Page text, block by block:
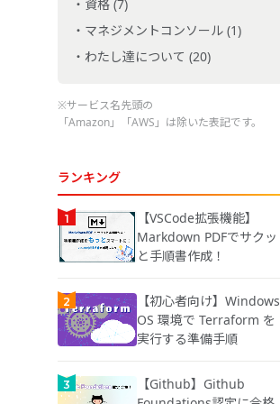
資格 (7)
マネジメントコンソール (1)
わたし達について (20)
※サービス名先頭の
「Amazon」「AWS」は除いた表記です。
ランキング
【VSCode拡張機能】
Markdown PDFでサクッ
と手順書作成！
【初心者向け】Windows
OS 環境で Terraform を
実行する準備手順
【Github】Github